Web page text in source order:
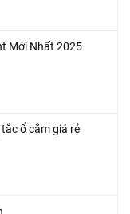
Mới Nhất 2025
ổ cắm giá rẻ